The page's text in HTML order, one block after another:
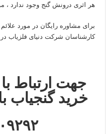
هر اثری درونش گنج وجود ندارد
برای مشاوره رایگان در مورد
کارشناسان شرکت دنیای فلزیاب
جهت ارتباط
خرید گنجیاب